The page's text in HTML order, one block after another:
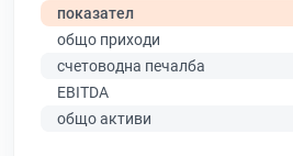
показател
общо приходи
счетоводна печалба
EBITDA
общо активи